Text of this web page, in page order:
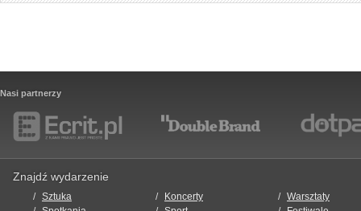
Nasi partnerzy
Znajdź wydarzenie
Sztuka Koncerty
Warsztaty